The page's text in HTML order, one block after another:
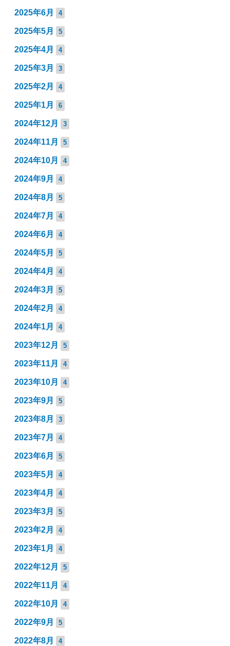
2025年6月 4
2025年5月 5
2025年4月 4
2025年3月 3
2025年2月 4
2025年1月 6
2024年12月 3
2024年11月 5
2024年10月 4
2024年9月 4
2024年8月 5
2024年7月 4
2024年6月 4
2024年5月 5
2024年4月 4
2024年3月 5
2024年2月 4
2024年1月 4
2023年12月 5
2023年11月 4
2023年10月 4
2023年9月 5
2023年8月 3
2023年7月 4
2023年6月 5
2023年5月 4
2023年4月 4
2023年3月 5
2023年2月 4
2023年1月 4
2022年12月 5
2022年11月 4
2022年10月 4
2022年9月 5
2022年8月 4